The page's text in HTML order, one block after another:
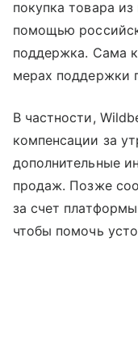
покупка товара
помощью
поддержка. Сама
мерах поддержки
В частности,
компенсации за
дополнительные
продаж. Позже
за счет
чтобы помочь